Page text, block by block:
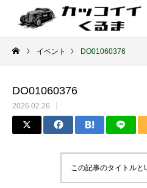
イベント DO01060376
DO01060376
2026.02.26
この記事のタイトルと